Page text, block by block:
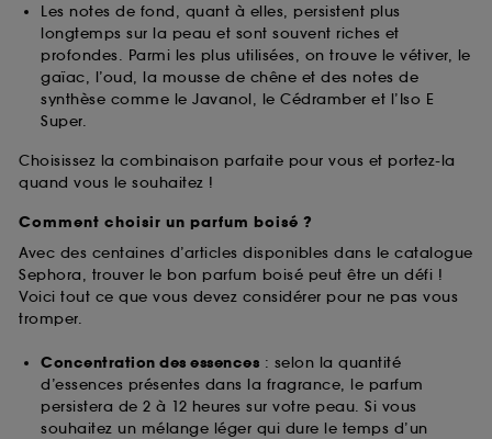
Les notes de fond, quant à elles, persistent plus
longtemps sur la peau et sont souvent riches et
profondes. Parmi les plus utilisées, on trouve le vétiver, le
gaïac, l’oud, la mousse de chêne et des notes de
synthèse comme le Javanol, le Cédramber et l’Iso E
Super.
Choisissez la combinaison parfaite pour vous et portez-la
quand vous le souhaitez !
Comment choisir un parfum boisé ?
Avec des centaines d’articles disponibles dans le catalogue
Sephora, trouver le bon parfum boisé peut être un défi !
Voici tout ce que vous devez considérer pour ne pas vous
tromper.
Concentration des essences : selon la quantité
d’essences présentes dans la fragrance, le parfum
persistera de 2 à 12 heures sur votre peau. Si vous
souhaitez un mélange léger qui dure le temps d’un